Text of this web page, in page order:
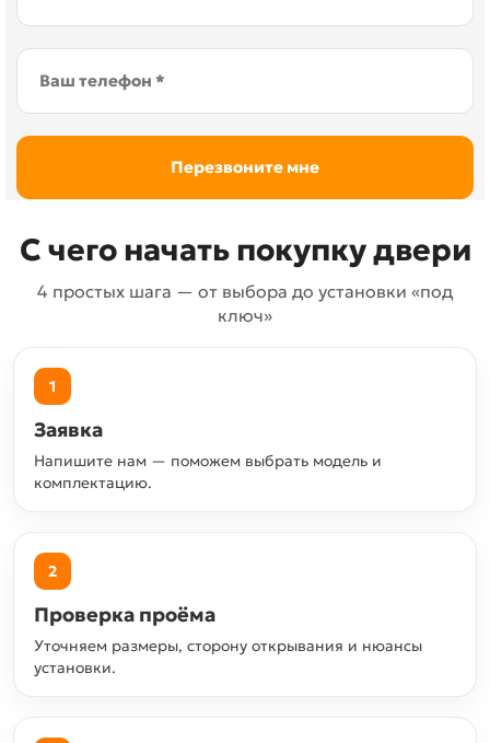
С чего начать покупку двери
4 простых шага — от выбора до установки «под
ключ»
1
Заявка
Напишите нам — поможем выбрать модель и
комплектацию.
2
Проверка проёма
Уточняем размеры, сторону открывания и нюансы
установки.